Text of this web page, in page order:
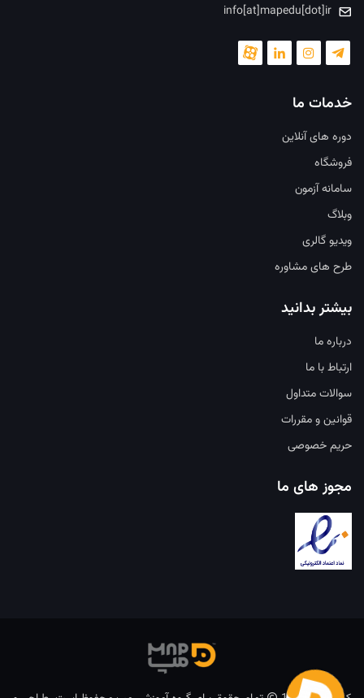
info[at]mapedu[dot]ir
خدمات ما
دوره های آنلاین
فروشگاه
سامانه آزمون
وبلاگ
ویدیو گالری
طرح های مشاوره
بیشتر بدانید
درباره ما
ارتباط با ما
سوالات متداول
قوانین و مقررات
حریم خصوصی
مجوز های ما